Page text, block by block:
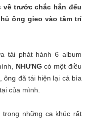
về trước chắc hẳn đểu
ông gieo vào tâm trí
tái phát hành 6 album
NHƯNG có một điều
ông đã tái hiện lại cả bìa
của mình.
những ca khúc rất